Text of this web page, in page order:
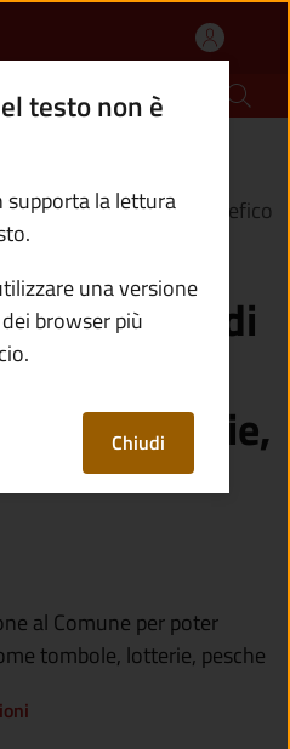
scheda).
locale a scopo benefico
di
lotterie,
al Comune per poter
tombole, lotterie, pesche
testo non è
la lettura
una versione
browser più
Chiudi